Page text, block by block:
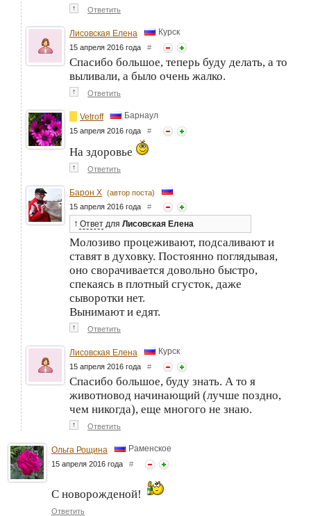
↑ Ответить
Лисовская Елена Курск
15 апреля 2016 года #
Спасибо большое, теперь буду делать, а то
выливали, а было очень жалко.
↑ Ответить
Vetroff Барнаул
15 апреля 2016 года #
На здоровье
↑ Ответить
Барон Х (автор поста)
15 апреля 2016 года #
↑ Ответ для Лисовская Елена
Молозиво процеживают, подсаливают и
ставят в духовку. Постоянно поглядывая,
оно сворачивается довольно быстро,
спекаясь в плотный сгусток, даже
сыворотки нет.
Вынимают и едят.
↑ Ответить
Лисовская Елена Курск
15 апреля 2016 года #
Спасибо большое, буду знать. А то я
животновод начинающий (лучше поздно,
чем никогда), еще многого не знаю.
↑ Ответить
Ольга Рощина Раменское
15 апреля 2016 года #
С новорожденой!
Ответить